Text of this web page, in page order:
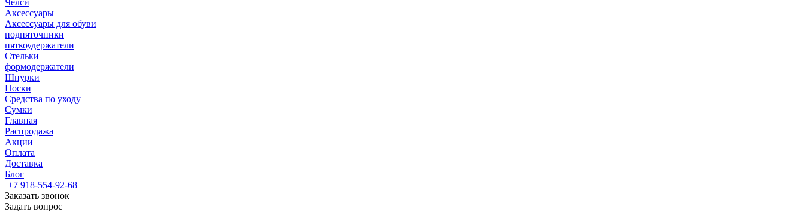
Челси
Аксессуары
Аксессуары для обуви
подпяточники
пяткоудержатели
Стельки
формодержатели
Шнурки
Носки
Средства по уходу
Сумки
Главная
Распродажа
Акции
Оплата
Доставка
Блог
+7 918-554-92-68
Заказать звонок
Задать вопрос